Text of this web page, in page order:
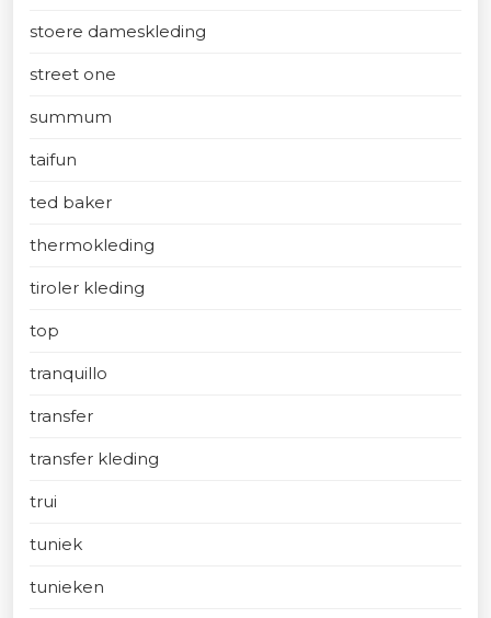
stoere dameskleding
street one
summum
taifun
ted baker
thermokleding
tiroler kleding
top
tranquillo
transfer
transfer kleding
trui
tuniek
tunieken